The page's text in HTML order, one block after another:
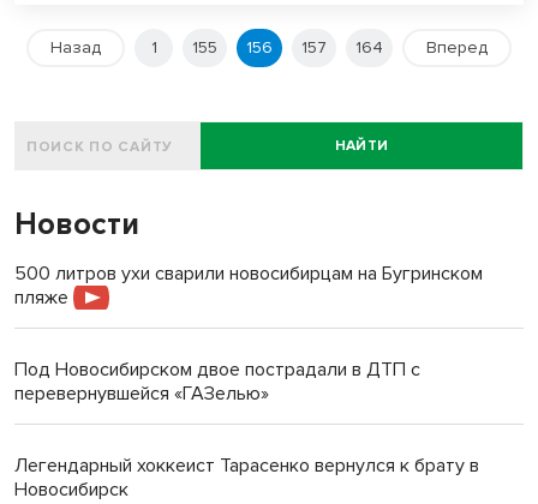
Назад 1 155 156 157 164 Вперед
НАЙТИ
Новости
500 литров ухи сварили новосибирцам на Бугринском
пляже
Под Новосибирском двое пострадали в ДТП с
перевернувшейся «ГАЗелью»
Легендарный хоккеист Тарасенко вернулся к брату в
Новосибирск